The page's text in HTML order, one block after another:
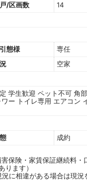
/区画数
14
態様
専任
空家
学生歓迎 ペット不可 角
ワー トイレ専用 エアコン
成約
保険・家賃保証継続料・
ります）
に相違がある場合は現況